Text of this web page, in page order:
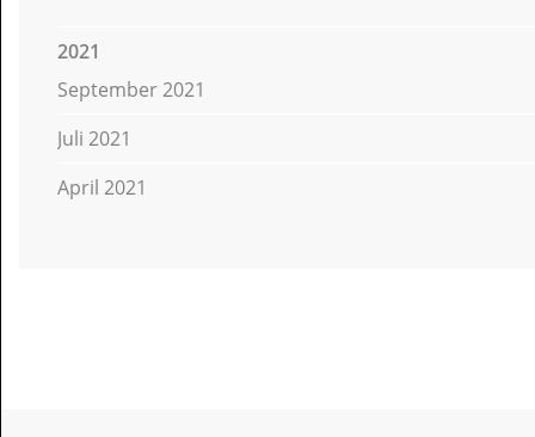
2021
September 2021
Juli 2021
April 2021